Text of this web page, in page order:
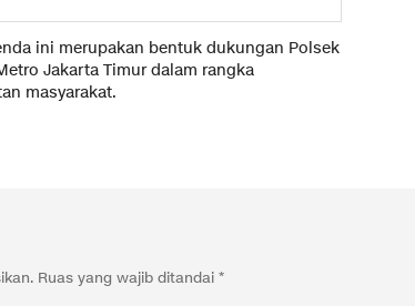
ini merupakan bentuk dukungan Polsek
Jakarta Timur dalam rangka
masyarakat.
Ruas yang wajib ditandai *